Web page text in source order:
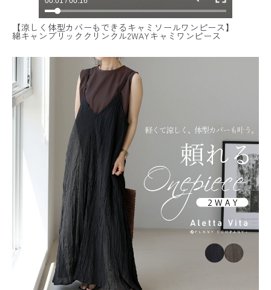
【涼しく体型カバーもできるキャミソールワンピース】
綿キャンブリッククリンクル2WAYキャミワンピース